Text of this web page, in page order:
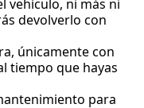
vehículo, ni más ni
devolverlo con
únicamente con
tiempo que hayas
para